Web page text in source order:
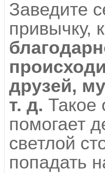
Заведите
привычку,
друзей,
т. д. Такое
помогает
светлой
попадать